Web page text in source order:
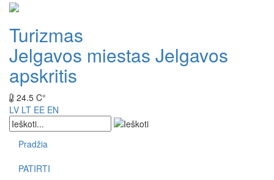
Turizmas
Jelgavos miestas Jelgavos
apskritis
24.5 C°
LV LT EE EN
Pradžia
PATIRTI